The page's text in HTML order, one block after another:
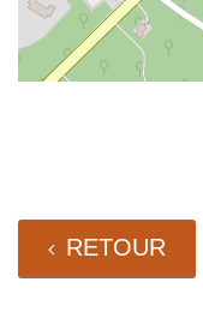
RETOUR